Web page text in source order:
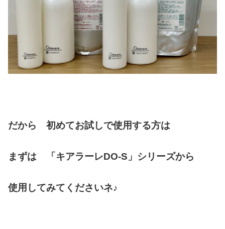
だから 初めてお試しで使用する方は
まずは 「キアラーレDO-S」シリーズから
使用してみてくださいネ♪